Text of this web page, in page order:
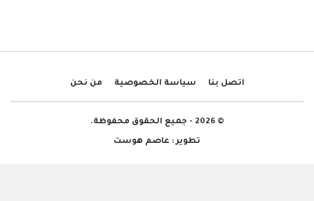
اتصل بنا سياسة الخصوصية من نحن
© 2026 - جميع الحقوق محفوظة.
تطوير : عاصم هوست